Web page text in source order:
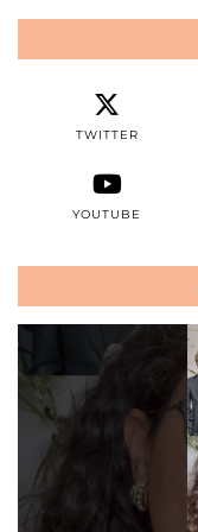
TWITTER
YOUTUBE